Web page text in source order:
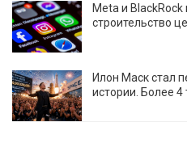
Meta и
строительство
Илон Маск стал
истории. Более 4